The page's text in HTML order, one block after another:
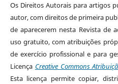
Os Direitos Autorais para artigos
autor, com direitos de primeira
de aparecerem nesta Revista de
uso gratuito, com atribuições
de exercício profissional e para
Licença Creative Commons
Esta licença permite copiar,